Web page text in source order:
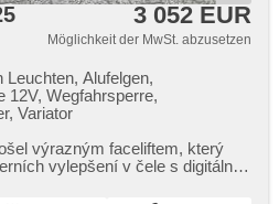
3 052 EUR
Möglichkeit der MwSt. abzusetzen
Leuchten, Alufelgen,
12V, Wegfahrsperre,
Variator
výrazným faceliftem,​ který
vylepšení v čele s digitálním